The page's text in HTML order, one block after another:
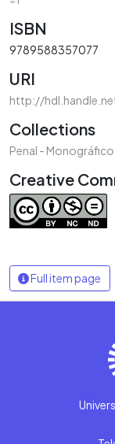
ISBN
9789588357077
URI
http://
Collections
Penal - Monográfico
Creative
Full item page